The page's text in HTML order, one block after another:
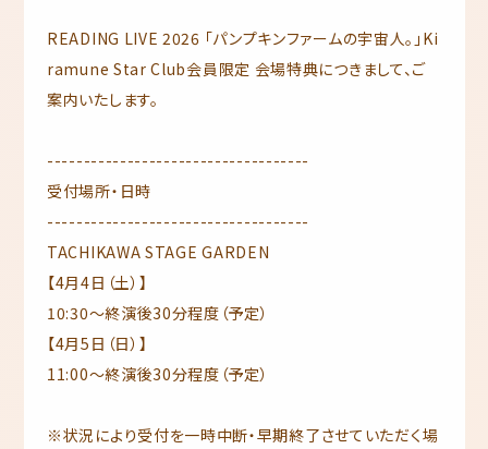
READING LIVE 2026 「パンプキンファームの宇宙人。」Ki
ramune Star Club会員限定 会場特典につきまして、ご
案内いたします。
------------------------------------
受付場所・日時
------------------------------------
TACHIKAWA STAGE GARDEN
【4月4日（土）】
10:30～終演後30分程度（予定）
【4月5日（日）】
11:00～終演後30分程度（予定）
※状況により受付を一時中断・早期終了させていただく場